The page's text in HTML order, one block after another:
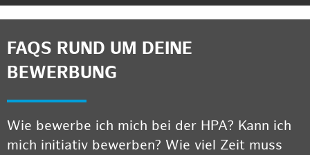
FAQS RUND UM DEINE
BEWERBUNG
Wie bewerbe ich mich bei der HPA? Kann ich
mich initiativ bewerben? Wie viel Zeit muss